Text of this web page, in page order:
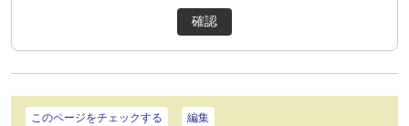
確認
このページをチェックする 編集